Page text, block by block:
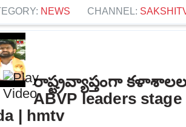
NEWS CHANNEL:
రాష్ట్రవ్యాప్తంగా కళాశాలల
ABVP leaders
| hmtv